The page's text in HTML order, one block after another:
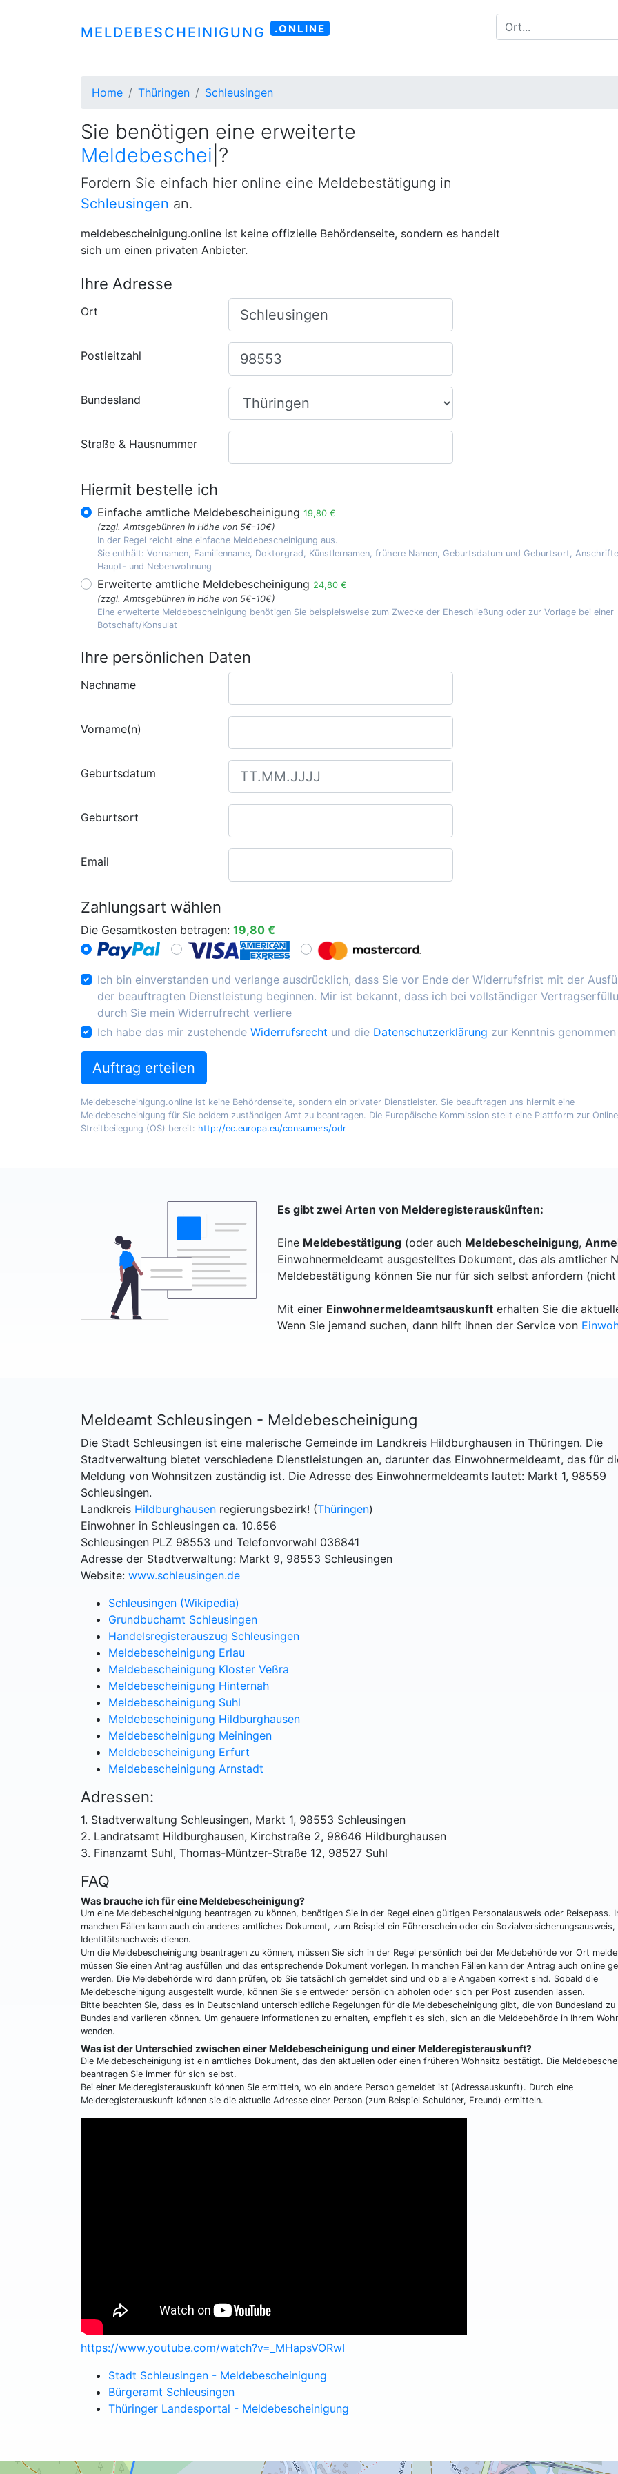
MELDEBESCHEINIGUNG .ONLINE
Home Thüringen Schleusingen
Sie benötigen eine erweiterte
Meldebescheinigung
Fordern Sie einfach hier online eine Meldebestätigung in
Schleusingen an.
meldebescheinigung.online ist keine offizielle Behördenseite, sondern es handelt
sich um einen privaten Anbieter.
Ihre Adresse
Ort
Postleitzahl
Bundesland
Straße & Hausnummer
Hiermit bestelle ich
Einfache amtliche Meldebescheinigung 19,80 €
(zzgl. Amtsgebühren in Höhe von 5€-10€)
In der Regel reicht eine einfache Meldebescheinigung aus.
Sie enthält: Vornamen, Familienname, Doktorgrad, Künstlernamen, frühere Namen, Geburtsdatum und Geburtsort,
Haupt- und Nebenwohnung
Erweiterte amtliche Meldebescheinigung 24,80 €
(zzgl. Amtsgebühren in Höhe von 5€-10€)
Eine erweiterte Meldebescheinigung benötigen Sie beispielsweise zum Zwecke der Eheschließung oder zur Vorlage bei einer
Botschaft/Konsulat
Ihre persönlichen Daten
Nachname
Vorname(n)
Geburtsdatum
Geburtsort
Email
Zahlungsart wählen
Die Gesamtkosten betragen: 19,80 €
Ich bin einverstanden und verlange ausdrücklich, dass Sie vor Ende der Widerrufsfrist mit der
der beauftragten Dienstleistung beginnen. Mir ist bekannt, dass ich bei vollständiger
durch Sie mein Widerrufrecht verliere
Ich habe das mir zustehende Widerrufsrecht und die Datenschutzerklärung zur Kenntnis genommen
Auftrag erteilen
Meldebescheinigung.online ist keine Behördenseite, sondern ein privater Dienstleister. Sie beauftragen uns hiermit eine
Meldebescheinigung für Sie beidem zuständigen Amt zu beantragen. Die Europäische Kommission stellt eine Plattform zur
Streitbeilegung (OS) bereit: http://ec.europa.eu/consumers/odr
Es gibt zwei Arten von Melderegisterauskünften:
Eine Meldebestätigung (oder auch Meldebescheinigung,
Einwohnermeldeamt ausgestelltes Dokument, das als amtlicher
Meldebestätigung können Sie nur für sich selbst anfordern
Mit einer Einwohnermeldeamtsauskunft erhalten Sie die
Wenn Sie jemand suchen, dann hilft ihnen der Service von
Meldeamt Schleusingen - Meldebescheinigung
Die Stadt Schleusingen ist eine malerische Gemeinde im Landkreis Hildburghausen in Thüringen. Die
Stadtverwaltung bietet verschiedene Dienstleistungen an, darunter das Einwohnermeldeamt, das für
Meldung von Wohnsitzen zuständig ist. Die Adresse des Einwohnermeldeamts lautet: Markt 1, 98559
Schleusingen.
Landkreis Hildburghausen regierungsbezirk! (Thüringen)
Einwohner in Schleusingen ca. 10.656
Schleusingen PLZ 98553 und Telefonvorwahl 036841
Adresse der Stadtverwaltung: Markt 9, 98553 Schleusingen
Website: www.schleusingen.de
Schleusingen (Wikipedia)
Grundbuchamt Schleusingen
Handelsregisterauszug Schleusingen
Meldebescheinigung Erlau
Meldebescheinigung Kloster Veßra
Meldebescheinigung Hinternah
Meldebescheinigung Suhl
Meldebescheinigung Hildburghausen
Meldebescheinigung Meiningen
Meldebescheinigung Erfurt
Meldebescheinigung Arnstadt
Adressen:
1. Stadtverwaltung Schleusingen, Markt 1, 98553 Schleusingen
2. Landratsamt Hildburghausen, Kirchstraße 2, 98646 Hildburghausen
3. Finanzamt Suhl, Thomas-Müntzer-Straße 12, 98527 Suhl
FAQ
Was brauche ich für eine Meldebescheinigung?
Um eine Meldebescheinigung beantragen zu können, benötigen Sie in der Regel einen gültigen Personalausweis oder Reisepass.
manchen Fällen kann auch ein anderes amtliches Dokument, zum Beispiel ein Führerschein oder ein Sozialversicherungsausweis,
Identitätsnachweis dienen.
Um die Meldebescheinigung beantragen zu können, müssen Sie sich in der Regel persönlich bei der Meldebehörde vor Ort
müssen Sie einen Antrag ausfüllen und das entsprechende Dokument vorlegen. In manchen Fällen kann der Antrag auch online
werden. Die Meldebehörde wird dann prüfen, ob Sie tatsächlich gemeldet sind und ob alle Angaben korrekt sind. Sobald die
Meldebescheinigung ausgestellt wurde, können Sie sie entweder persönlich abholen oder sich per Post zusenden lassen.
Bitte beachten Sie, dass es in Deutschland unterschiedliche Regelungen für die Meldebescheinigung gibt, die von Bundesland zu
Bundesland variieren können. Um genauere Informationen zu erhalten, empfiehlt es sich, sich an die Meldebehörde in Ihrem
wenden.
Was ist der Unterschied zwischen einer Meldebescheinigung und einer Melderegisterauskunft?
Die Meldebescheinigung ist ein amtliches Dokument, das den aktuellen oder einen früheren Wohnsitz bestätigt. Die
beantragen Sie immer für sich selbst.
Bei einer Melderegisterauskunft können Sie ermitteln, wo ein andere Person gemeldet ist (Adressauskunft). Durch eine
Melderegisterauskunft können sie die aktuelle Adresse einer Person (zum Beispiel Schuldner, Freund) ermitteln.
https://www.youtube.com/watch?v=_MHapsVORwI
Stadt Schleusingen - Meldebescheinigung
Bürgeramt Schleusingen
Thüringer Landesportal - Meldebescheinigung